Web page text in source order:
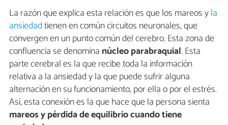
La razón que explica esta relación es que los mareos yla
ansiedadtienen en común circuitos neuronales, que
convergen en un punto común del cerebro. Esta zona de
confluencia se denomina núcleo parabraquial. Esta
parte cerebral es la que recibe toda la información
relativa a la ansiedad y la que puede sufrir alguna
alternación en su funcionamiento, por ella o por el estrés.
Así, esta conexión es la que hace que la persona sienta
mareos y pérdida de equilibrio cuando tiene